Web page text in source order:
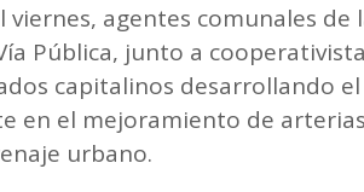
agentes comunales de
Pública, junto a
capitalinos desarrollando
en el mejoramiento de
urbano.